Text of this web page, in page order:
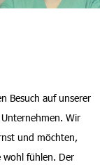
Besuch auf unserer
Wir
und möchten,
wohl fühlen. Der